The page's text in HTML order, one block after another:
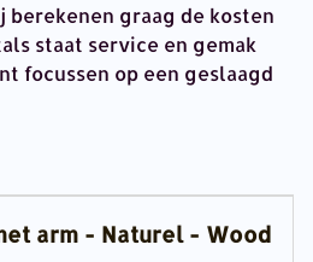
graag de kosten
staat service en gemak
focussen op een geslaagd
arm - Naturel - Wood